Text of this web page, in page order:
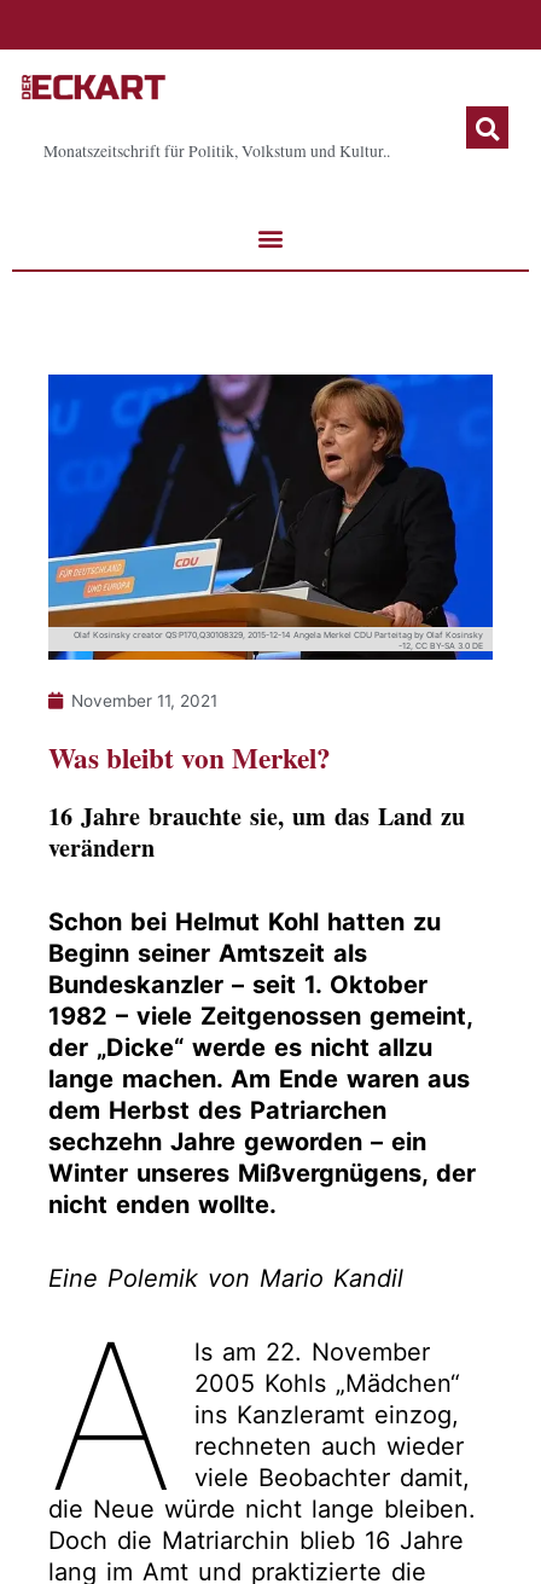
Monatszeitschrift für Politik, Volkstum und Kultur..
Olaf Kosinsky creator QS:P170,Q30108329, 2015-12-14 Angela Merkel CDU Parteitag by Olaf Kosinsky
-12, CC BY-SA 3.0 DE
November 11, 2021
Was bleibt von Merkel?
16 Jahre brauchte sie, um das Land zu
verändern
Schon bei Helmut Kohl hatten zu
Beginn seiner Amtszeit als
Bundeskanzler – seit 1. Oktober
1982 – viele Zeitgenossen gemeint,
der „Dicke“ werde es nicht allzu
lange machen. Am Ende waren aus
dem Herbst des Patriarchen
sechzehn Jahre geworden – ein
Winter unseres Mißvergnügens, der
nicht enden wollte.
Eine Polemik von Mario Kandil
A
ls am 22. November
2005 Kohls „Mädchen“
ins Kanzleramt einzog,
rechneten auch wieder
viele Beobachter damit,
die Neue würde nicht lange bleiben.
Doch die Matriarchin blieb 16 Jahre
lang im Amt und praktizierte die